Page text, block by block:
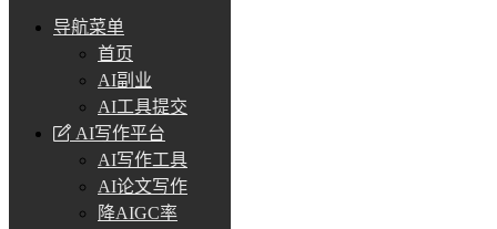
导航菜单
首页
AI副业
AI工具提交
AI写作平台
AI写作工具
AI论文写作
降AIGC率